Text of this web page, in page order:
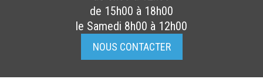
de 15h00 à 18h00
le Samedi 8h00 à 12h00
NOUS CONTACTER